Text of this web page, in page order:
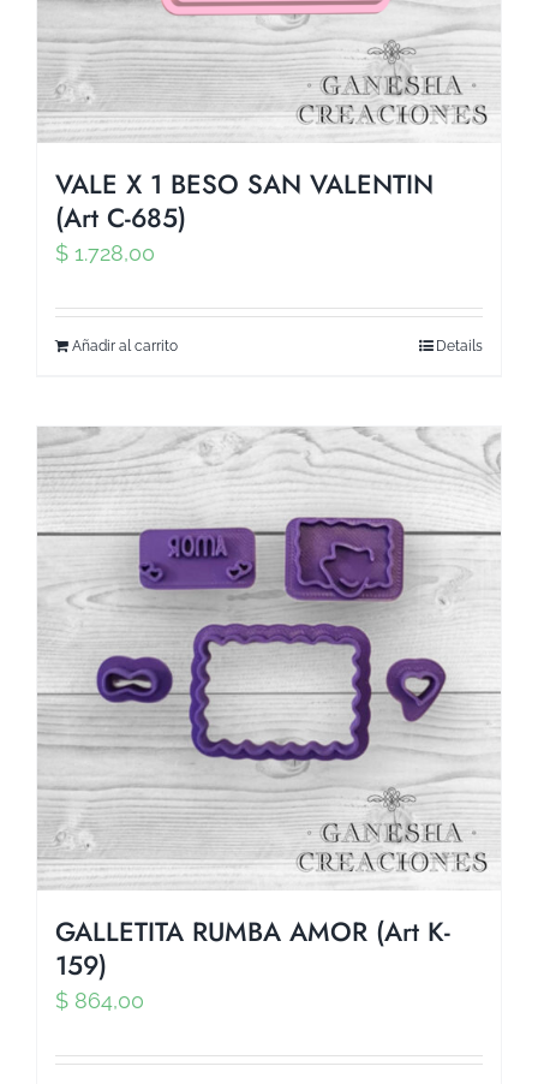
VALE X 1 BESO SAN VALENTIN
(Art C-685)
$ 1.728,00
Añadir al carrito Details
GALLETITA RUMBA AMOR (Art K-
159)
$ 864,00